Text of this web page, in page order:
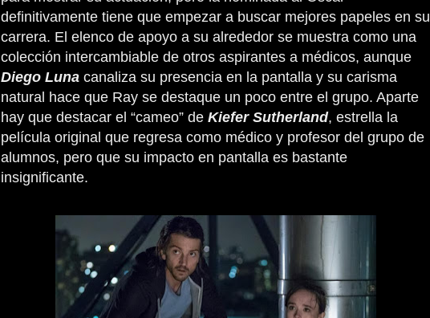
definitivamente tiene que empezar a buscar mejores papeles en su
carrera. El elenco de apoyo a su alrededor se muestra como una
colección intercambiable de otros aspirantes a médicos, aunque
Diego Luna canaliza su presencia en la pantalla y su carisma
natural hace que Ray se destaque un poco entre el grupo. Aparte
hay que destacar el “cameo” de Kiefer Sutherland, estrella la
película original que regresa como médico y profesor del grupo de
alumnos, pero que su impacto en pantalla es bastante
insignificante.